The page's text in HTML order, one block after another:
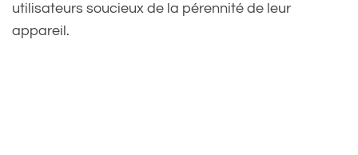
utilisateurs soucieux de la pérennité de leur
appareil.